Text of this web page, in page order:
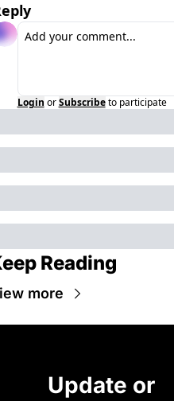
Login or Subscribe to participate
Reading
more
Update or